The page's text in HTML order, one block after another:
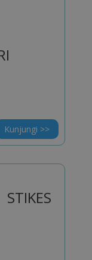
Kunjungi >>
STIKES